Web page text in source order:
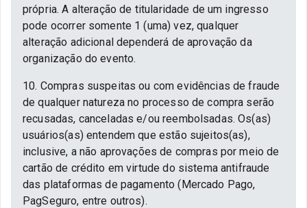
própria. A alteração de titularidade de um ingresso
pode ocorrer somente 1 (uma) vez, qualquer
alteração adicional dependerá de aprovação da
organização do evento.
10. Compras suspeitas ou com evidências de fraude
de qualquer natureza no processo de compra serão
recusadas, canceladas e/ou reembolsadas. Os(as)
usuários(as) entendem que estão sujeitos(as),
inclusive, a não aprovações de compras por meio de
cartão de crédito em virtude do sistema antifraude
das plataformas de pagamento (Mercado Pago,
PagSeguro, entre outros).